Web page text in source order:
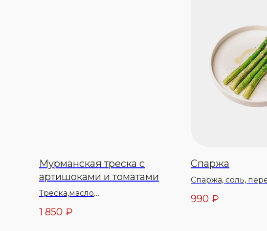
Мурманская треска с
артишоками и томатами
Треска,масло
специи,чеснок,тимьян,масло
1 850 ₽
Спаржа
Спаржа, соль,
990 ₽